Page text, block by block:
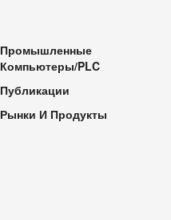
Промышленные
Компьютеры/PLC
Публикации
Рынки И Продукты